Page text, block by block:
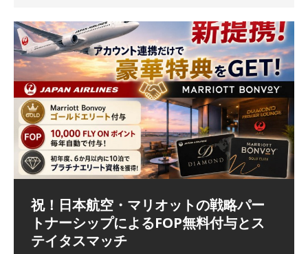
祝！日本航空・マリオットの戦略パー
トナーシップによるFOP無料付与とス
テイタスマッチ
ラウンジ 華 那覇空港 (2026/05)
（2026/06/07記載） 2026年5月下旬の平日に那覇を訪れ
た際に利用した。 こちらのラウンジ
The Coral Executive Lounge スワ
ンナプーム国際空港国内線ラウンジ
(2026/01)
日本航空 羽田空港国際線ファースト
クラスラウンジ (2026/01)
（2026/03/18記載） 2026年1月、毎年恒例の新年の羽田
バンコクエアウェイズ スワンナプー
ム国際空港国内線ラウンジ (2026/01)
（2026/03/13記載） 2026年1月上旬にバンコク経由でチ